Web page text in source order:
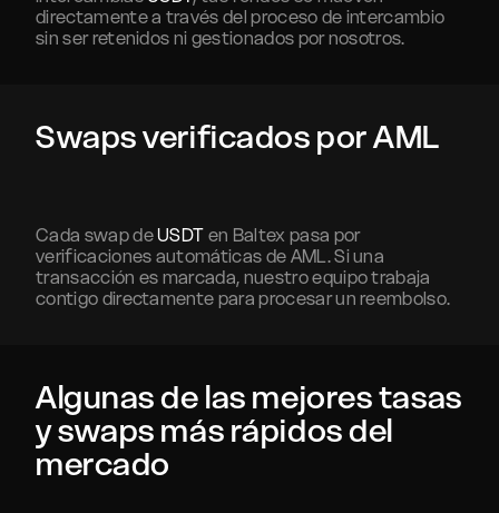
directamente a través del proceso de intercambio
sin ser retenidos ni gestionados por nosotros.
Swaps verificados por AML
Cada swap deUSDT en Baltex pasa por
verificaciones automáticas de AML. Si una
transacción es marcada, nuestro equipo trabaja
contigo directamente para procesar un reembolso.
Algunas de las mejores tasas
y swaps más rápidos del
mercado